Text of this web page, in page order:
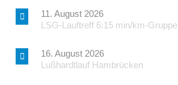
11. August 2026
LSG-Lauftreff 6:15 min/km-Gruppe
16. August 2026
Lußhardtlauf Hambrücken